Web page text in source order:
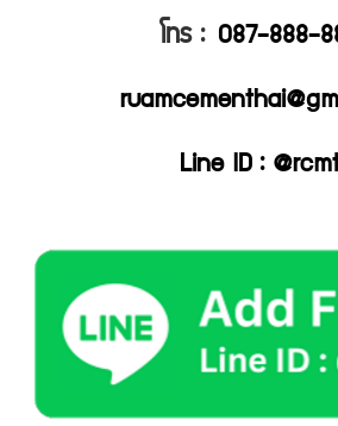
โทร : 087-888-
Line ID :